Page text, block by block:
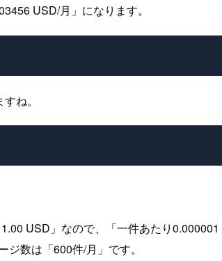
USD/月」になります。
ね。
USD」なので、「一件あたり
数は「600件/月」です。